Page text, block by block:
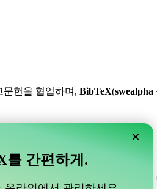
문헌을 협업하며, BibTeX(swealpha
벽할 수 있습니다! 프로젝트 내
×
를 간편하게.